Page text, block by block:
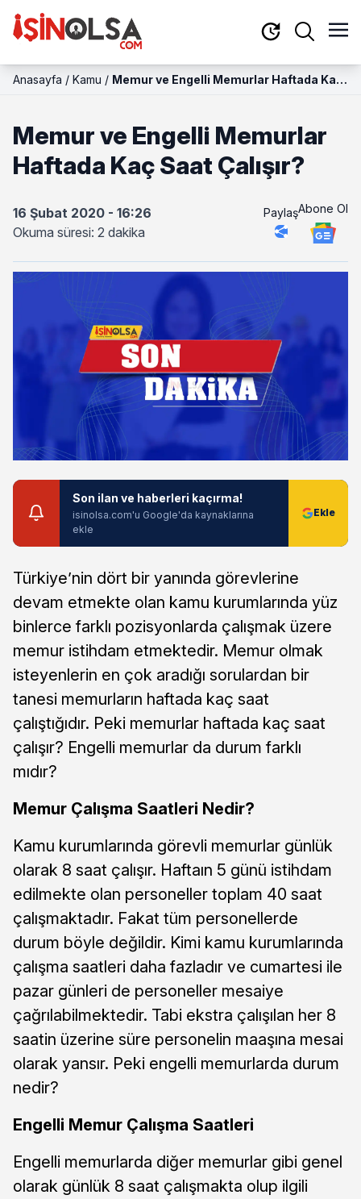
Anasayfa / Kamu / Memur ve Engelli Memurlar Haftada Kaç
Memur ve Engelli Memurlar
Haftada Kaç Saat Çalışır?
16 Şubat 2020 - 16:26
Okuma süresi: 2 dakika
PaylaşAbone Ol
Son ilan ve haberleri kaçırma!
isinolsa.com'u Google'da kaynaklarına
ekle
Türkiye’nin dört bir yanında görevlerine
devam etmekte olan kamu kurumlarında yüz
binlerce farklı pozisyonlarda çalışmak üzere
memur istihdam etmektedir. Memur olmak
isteyenlerin en çok aradığı sorulardan bir
tanesi memurların haftada kaç saat
çalıştığıdır. Peki memurlar haftada kaç saat
çalışır? Engelli memurlar da durum farklı
mıdır?
Memur Çalışma Saatleri Nedir?
Kamu kurumlarında görevli memurlar günlük
olarak 8 saat çalışır. Haftaın 5 günü istihdam
edilmekte olan personeller toplam 40 saat
çalışmaktadır. Fakat tüm personellerde
durum böyle değildir. Kimi kamu kurumlarında
çalışma saatleri daha fazladır ve cumartesi ile
pazar günleri de personeller mesaiye
çağrılabilmektedir. Tabi ekstra çalışılan her 8
saatin üzerine süre personelin maaşına mesai
olarak yansır. Peki engelli memurlarda durum
nedir?
Engelli Memur Çalışma Saatleri
Engelli memurlarda diğer memurlar gibi genel
olarak günlük 8 saat çalışmakta olup ilgili